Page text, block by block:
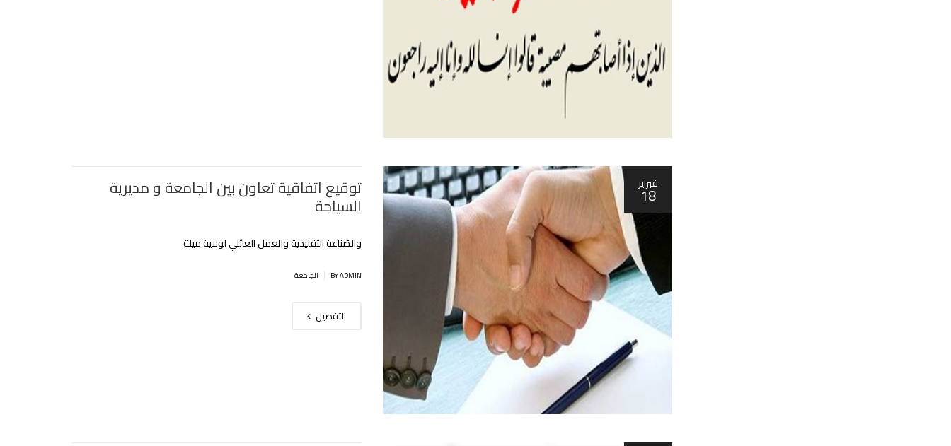
فبراير
18 توقيع اتفاقية تعاون بين الجامعة و مديرية
السياحة
والصّناعة التقليدية والعمل العائلي لولاية ميلة
BY ADMIN الجامعة
التفصيل